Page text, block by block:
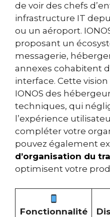
de voir des chefs
infrastructure IT
ou un aéroport.
proposant un
messagerie,
annexes cohabitent
interface. Cette
IONOS des
techniques, qui
l’expérience
compléter votre
pouvez également
d’organisation du
optimisent votre
Fonctionnalité